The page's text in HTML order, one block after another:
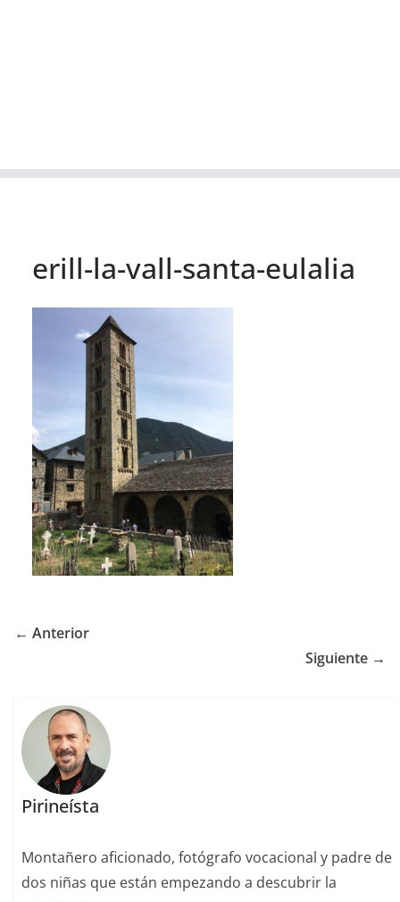
erill-la-vall-santa-eulalia
← Anterior
Siguiente →
Pirineísta
Montañero aficionado, fotógrafo vocacional y padre de
dos niñas que están empezando a descubrir la